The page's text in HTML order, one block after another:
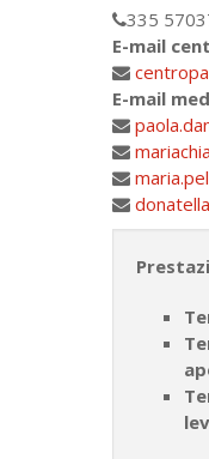
335
E-mail
E-mail